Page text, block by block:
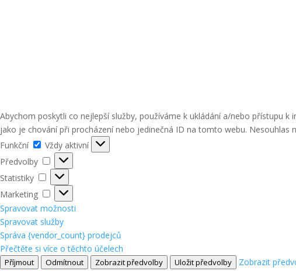
Abychom poskytli co nejlepší služby, používáme k ukládání a/nebo přístupu
jako je chování při procházení nebo jedinečná ID na tomto webu.
Funkční
Funkční
Vždy aktivní
Předvolby
Předvolby
Statistiky
Statistiky
Marketing
Marketing
Spravovat možnosti
Spravovat služby
Správa {vendor_count} prodejců
Přečtěte si více o těchto účelech
Příjmout Odmítnout Zobrazit předvolby Uložit předvolby
Zobrazit